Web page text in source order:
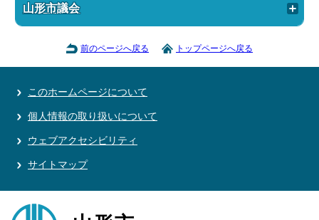
山形市議会
前のページへ戻る トップページへ戻る
このホームページについて
個人情報の取り扱いについて
ウェブアクセシビリティ
サイトマップ